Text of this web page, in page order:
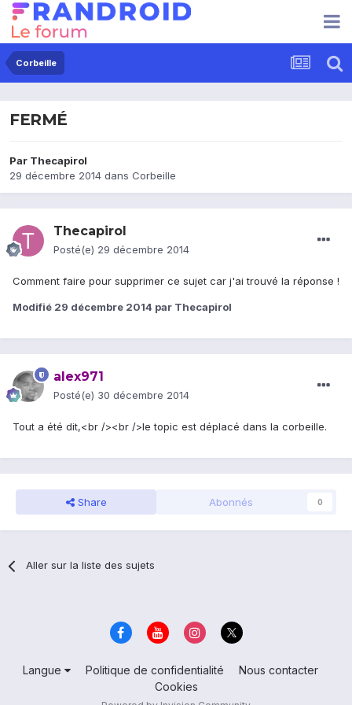
Corbeille
FERMÉ
Par Thecapirol
29 décembre 2014 dans Corbeille
Thecapirol
Posté(e) 29 décembre 2014
Comment faire pour supprimer ce sujet car j'ai trouvé la réponse !
Modifié 29 décembre 2014 par Thecapirol
alex971
Posté(e) 30 décembre 2014
Tout a été dit,<br /><br />le topic est déplacé dans la corbeille.
Share Abonnés 0
Aller sur la liste des sujets
Langue Politique de confidentialité
Nous contacter
Cookies